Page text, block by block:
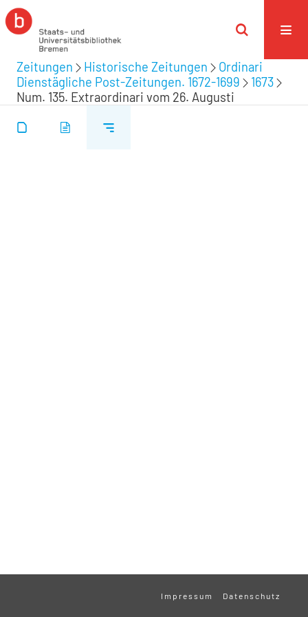
Zeitungen Historische Zeitungen
Ordinari
Dienstägliche Post-Zeitungen. 1672-1699
1673
Num. 135. Extraordinari vom 26. Augusti
Impressum Datenschutz